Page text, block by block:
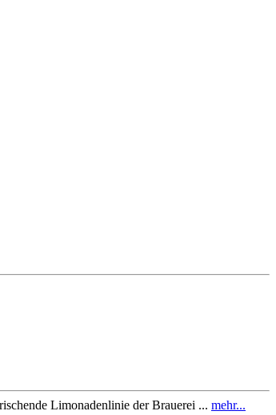
Limonadenlinie der Brauerei ... mehr...